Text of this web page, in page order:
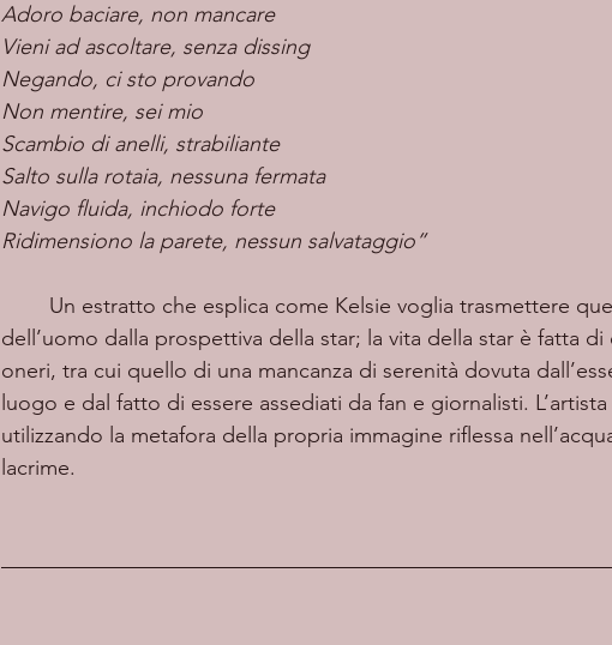
Adoro baciare, non mancare
Vieni ad ascoltare, senza dissing
Negando, ci sto provando
Non mentire, sei mio
Scambio di anelli, strabiliante
Salto sulla rotaia, nessuna fermata
Navigo fluida, inchiodo forte
Ridimensiono la parete, nessun salvataggio”
dell’uomo dalla prospettiva della star; la vita della star è fatta
oneri, tra cui quello di una mancanza di serenità dovuta
luogo e dal fatto di essere assediati da fan e giornalisti.
utilizzando la metafora della propria immagine riflessa
lacrime.